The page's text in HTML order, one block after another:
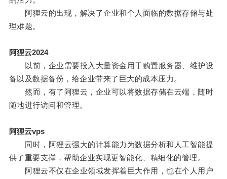
阿狸云的出现，解决了企业和个人面临的数据存储与处
理难题。
阿狸云2024
以前，企业需要投入大量资金用于购置服务器、维护设
备以及数据备份，给企业带来了巨大的成本压力。
然而，有了阿狸云，企业可以将数据存储在云端，随时
随地进行访问和管理。
阿狸云vps
同时，阿狸云强大的计算能力为数据分析和人工智能提
供了重要支撑，帮助企业实现更智能化、精细化的管理。
阿狸云不仅在企业领域发挥着巨大作用，也在个人用户